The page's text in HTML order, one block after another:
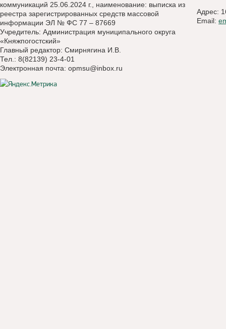
коммуникаций 25.06.2024 г., наименование: выписка из
реестра зарегистрированных средств массовой
информации ЭЛ № ФС 77 – 87669
Учредитель: Администрация муниципального округа
«Княжпогостский»
Главный редактор: Смирнягина И.В.
Тел.: 8(82139) 23-4-01
Электронная почта: opmsu@inbox.ru
Адрес:
Email: